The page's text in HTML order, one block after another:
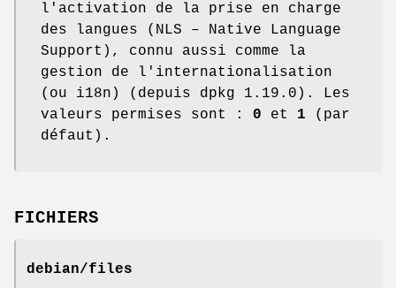
l'activation de la prise en charge
des langues (NLS – Native Language
Support), connu aussi comme la
gestion de l'internationalisation
(ou i18n) (depuis dpkg 1.19.0). Les
valeurs permises sont : 0 et 1 (par
défaut).
FICHIERS
debian/files